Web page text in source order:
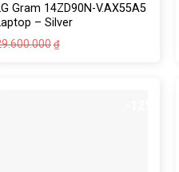
Gram 14ZD90N-V.AX55A5
– Silver
₫